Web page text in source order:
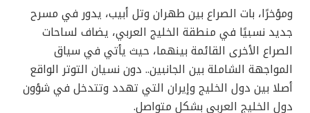
ومؤخرًا، بات الصراع بين طهران وتل أبيب، يدور في مسرح
جديد نسبيًا في منطقة الخليج العربي، يضاف لساحات
الصراع الأخرى القائمة بينهما، حيث يأتي في سياق
المواجهة الشاملة بين الجانبين.. دون نسيان التوتر الواقع
أصلا بين دول الخليج وإيران التي تهدد وتتدخل في شؤون
دول الخليج العربي بشكل متواصل.